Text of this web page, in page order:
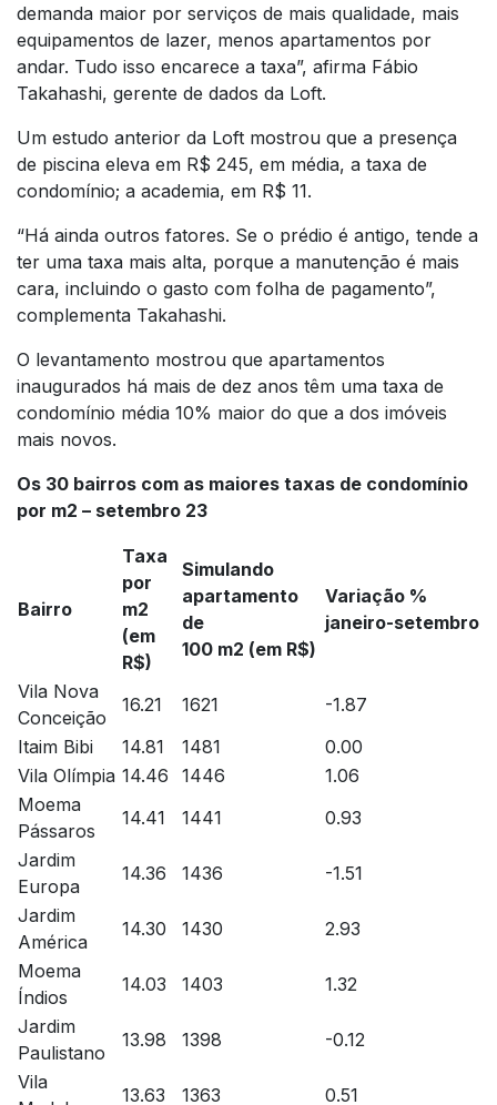
demanda maior por serviços de mais qualidade, mais
equipamentos de lazer, menos apartamentos por
andar. Tudo isso encarece a taxa”, afirma Fábio
Takahashi, gerente de dados da Loft.
Um estudo anterior da Loft mostrou que a presença
de piscina eleva em R$ 245, em média, a taxa de
condomínio; a academia, em R$ 11.
“Há ainda outros fatores. Se o prédio é antigo, tende a
ter uma taxa mais alta, porque a manutenção é mais
cara, incluindo o gasto com folha de pagamento”,
complementa Takahashi.
O levantamento mostrou que apartamentos
inaugurados há mais de dez anos têm uma taxa de
condomínio média 10% maior do que a dos imóveis
mais novos.
Os 30 bairros com as maiores taxas de condomínio
por m2 – setembro 23
Bairro
Taxa
por
m2
(em
R$)
Simulando
apartamento
de
100 m2 (em R$)
Variação %
janeiro-setembro
Vila Nova
Conceição
16.21 1621
-1.87
Itaim Bibi
14.81 1481
0.00
Vila Olímpia 14.46 1446
1.06
Moema
Pássaros
14.41 1441
0.93
Jardim
Europa
14.36 1436
-1.51
Jardim
América
14.30 1430
2.93
Moema
Índios
14.03 1403
1.32
Jardim
Paulistano
13.98 1398
-0.12
Vila
13.63 1363 0.51